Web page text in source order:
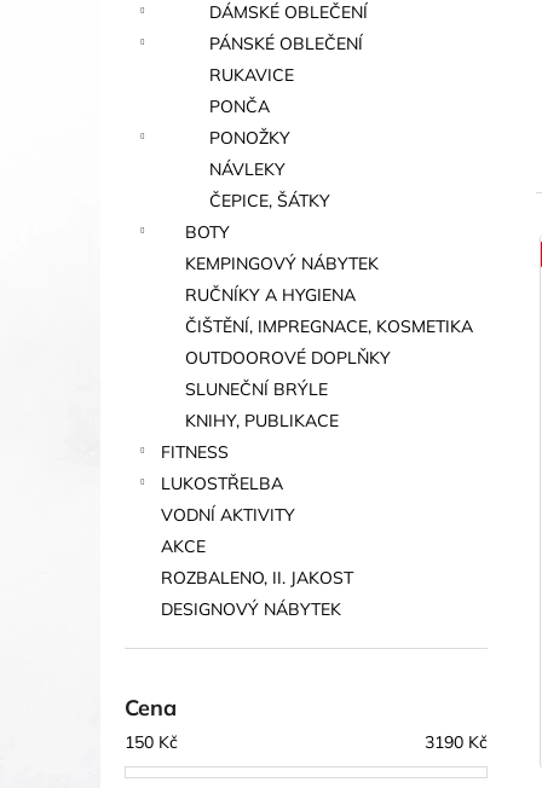
DÁMSKÉ OBLEČENÍ
PÁNSKÉ OBLEČENÍ
RUKAVICE
PONČA
PONOŽKY
NÁVLEKY
ČEPICE, ŠÁTKY
BOTY
KEMPINGOVÝ NÁBYTEK
RUČNÍKY A HYGIENA
ČIŠTĚNÍ, IMPREGNACE, KOSMETIKA
OUTDOOROVÉ DOPLŇKY
SLUNEČNÍ BRÝLE
KNIHY, PUBLIKACE
FITNESS
LUKOSTŘELBA
VODNÍ AKTIVITY
AKCE
ROZBALENO, II. JAKOST
DESIGNOVÝ NÁBYTEK
Cena
150 Kč 3190 Kč